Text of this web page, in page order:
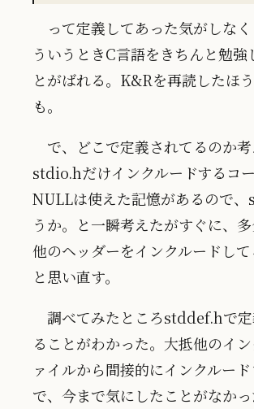
って定義してあった気がしな
ういうときC言語をきちんと勉強
とがばれる。K&Rを再読したほ
も。
で、どこで定義されてるのか考
stdio.hだけインクルードするコ
NULLは使えた記憶があるので
うか。と一瞬考えたがすぐに、
他のヘッダーをインクルードして
と思い直す。
調べてみたところstddef.hで
ることがわかった。大抵他のイ
ァイルから間接的にインクルー
で、今まで気にしたことがなかっ